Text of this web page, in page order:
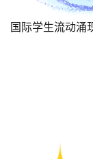
国际学生流动涌